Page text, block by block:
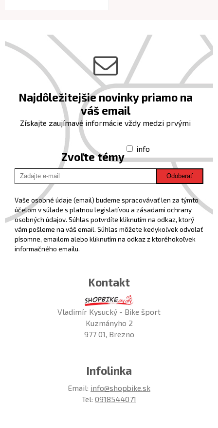
Najdôležitejšie novinky priamo na
váš email
Získajte zaujímavé informácie vždy medzi prvými
Zvoľte témy
info
Odoberať
Vaše osobné údaje (email) budeme spracovávať len za týmto
účelom v súlade s platnou legislatívou a zásadami ochrany
osobných údajov. Súhlas potvrdíte kliknutím na odkaz, ktorý
vám pošleme na váš email. Súhlas môžete kedykoľvek odvolať
písomne, emailom alebo kliknutím na odkaz z ktoréhokoľvek
informačného emailu.
Kontakt
Vladimír Kysucký - Bike šport
Kuzmányho 2
977 01, Brezno
Infolinka
Email: info@shopbike.sk
Tel: 0918544071